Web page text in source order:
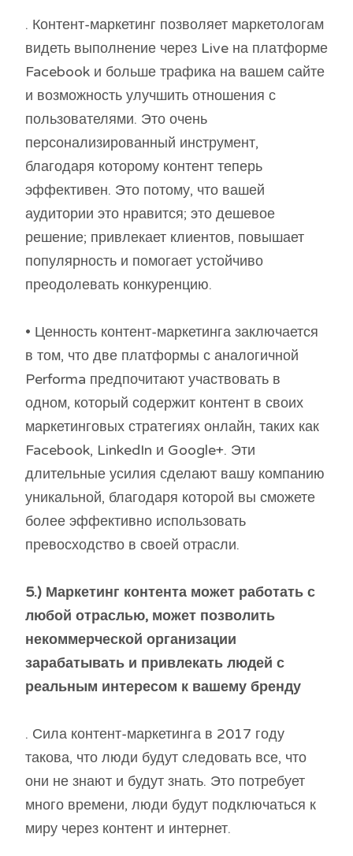
. Контент-маркетинг позволяет маркетологам
видеть выполнение через Live на платформе
Facebook и больше трафика на вашем сайте
и возможность улучшить отношения с
пользователями. Это очень
персонализированный инструмент,
благодаря которому контент теперь
эффективен. Это потому, что вашей
аудитории это нравится; это дешевое
решение; привлекает клиентов, повышает
популярность и помогает устойчиво
преодолевать конкуренцию.
• Ценность контент-маркетинга заключается
в том, что две платформы с аналогичной
Performa предпочитают участвовать в
одном, который содержит контент в своих
маркетинговых стратегиях онлайн, таких как
Facebook, LinkedIn и Google+. Эти
длительные усилия сделают вашу компанию
уникальной, благодаря которой вы сможете
более эффективно использовать
превосходство в своей отрасли.
5.) Маркетинг контента может работать с
любой отраслью, может позволить
некоммерческой организации
зарабатывать и привлекать людей с
реальным интересом к вашему бренду
. Сила контент-маркетинга в 2017 году
такова, что люди будут следовать все, что
они не знают и будут знать. Это потребует
много времени, люди будут подключаться к
миру через контент и интернет.